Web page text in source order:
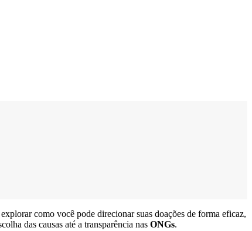
como você pode direcionar suas doações de forma eficaz,
das causas até a transparência nas ONGs.